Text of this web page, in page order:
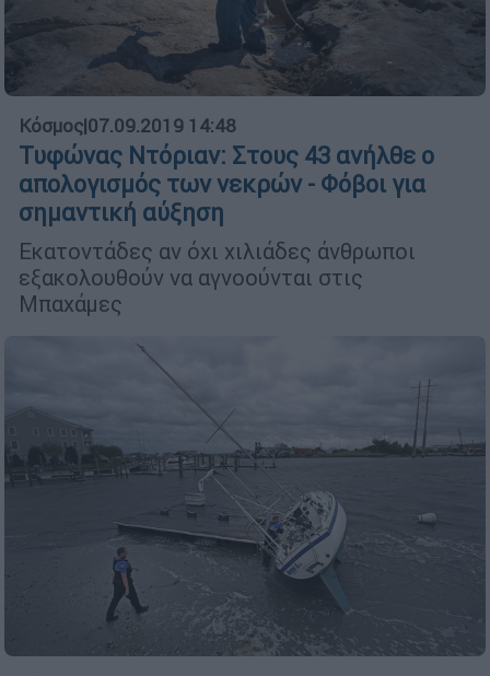
Κόσμος|07.09.2019 14:48
Τυφώνας Ντόριαν: Στους 43 ανήλθε ο
απολογισμός των νεκρών - Φόβοι για
σημαντική αύξηση
Εκατοντάδες αν όχι χιλιάδες άνθρωποι
εξακολουθούν να αγνοούνται στις
Μπαχάμες